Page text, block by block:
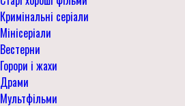
Кримінальні серіали
Мінісеріали
Вестерни
Горори і жахи
Драми
Мультфільми